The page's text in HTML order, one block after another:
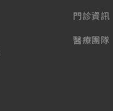
門診資訊
醫療團隊